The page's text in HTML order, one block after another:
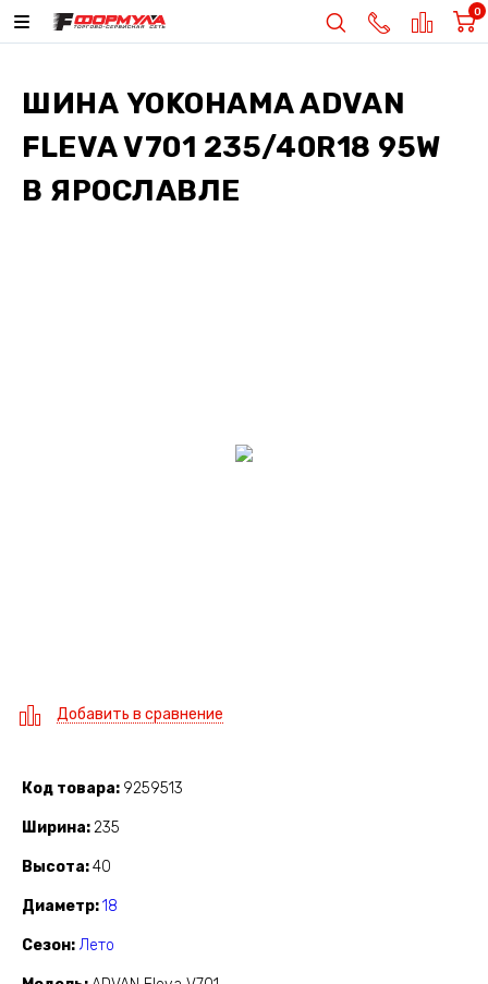
0
ШИНА YOKOHAMA ADVAN
FLEVA V701 235/40R18 95W
В ЯРОСЛАВЛЕ
Добавить в сравнение
Код товара 9259513
Ширина 235
Высота 40
Диаметр 18
Сезон Лето